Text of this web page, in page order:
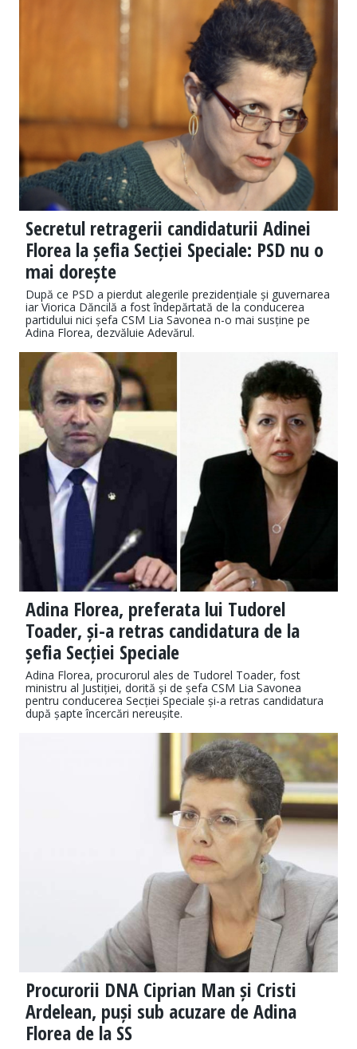
Secretul retragerii candidaturii Adinei
Florea la șefia Secției Speciale: PSD nu o
mai dorește
După ce PSD a pierdut alegerile prezidențiale și guvernarea
iar Viorica Dăncilă a fost îndepărtată de la conducerea
partidului nici șefa CSM Lia Savonea n-o mai susține pe
Adina Florea, dezvăluie Adevărul.
Adina Florea, preferata lui Tudorel
Toader, și-a retras candidatura de la
șefia Secției Speciale
Adina Florea, procurorul ales de Tudorel Toader, fost
ministru al Justiției, dorită și de șefa CSM Lia Savonea
pentru conducerea Secției Speciale și-a retras candidatura
după șapte încercări nereușite.
Procurorii DNA Ciprian Man și Cristi
Ardelean, puși sub acuzare de Adina
Florea de la SS